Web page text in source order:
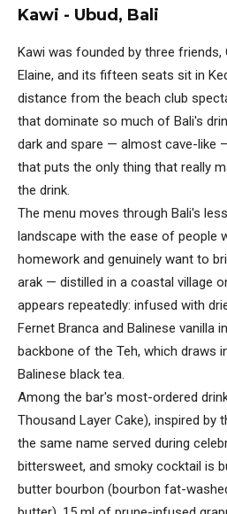
Kawi - Ubud, Bali
Kawi was founded by three friends,
Elaine, and its fifteen seats sit in
distance from the beach club
that dominate so much of Bali's
dark and spare — almost cave-like
that puts the only thing that really
the drink.
The menu moves through Bali's
landscape with the ease of people
homework and genuinely want to
arak — distilled in a coastal village
appears repeatedly: infused with
Fernet Branca and Balinese vanilla
backbone of the Teh, which draws
Balinese black tea.
Among the bar's most-ordered
Thousand Layer Cake), inspired by
the same name served during
bittersweet, and smoky cocktail is
butter bourbon (bourbon fat-